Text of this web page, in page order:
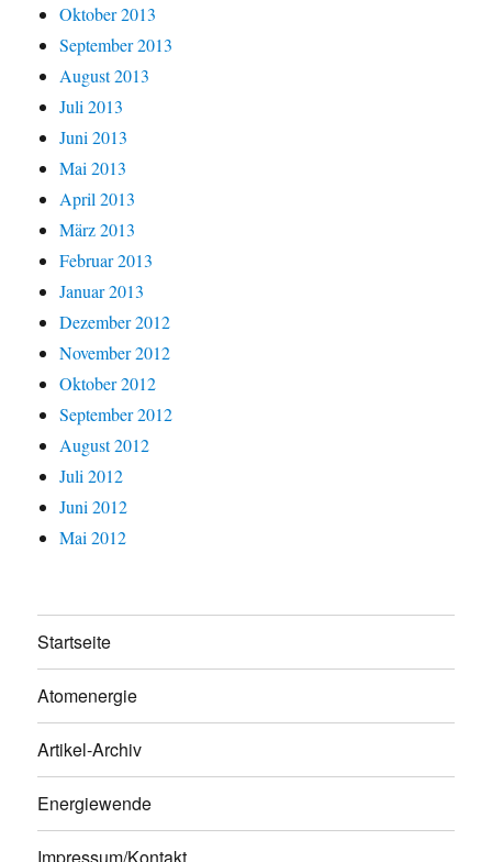
Oktober 2013
September 2013
August 2013
Juli 2013
Juni 2013
Mai 2013
April 2013
März 2013
Februar 2013
Januar 2013
Dezember 2012
November 2012
Oktober 2012
September 2012
August 2012
Juli 2012
Juni 2012
Mai 2012
Startseite
Atomenergie
Artikel-Archiv
Energiewende